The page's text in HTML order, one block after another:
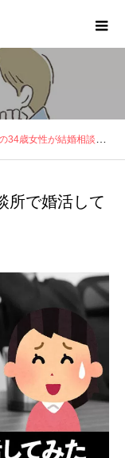
性が結婚相談所で婚活してみた結果がコチラ
所で婚活して